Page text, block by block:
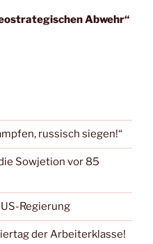
Abwehr“
russisch siegen!“
Sowjetion vor 85
Regierung
der Arbeiterklasse!